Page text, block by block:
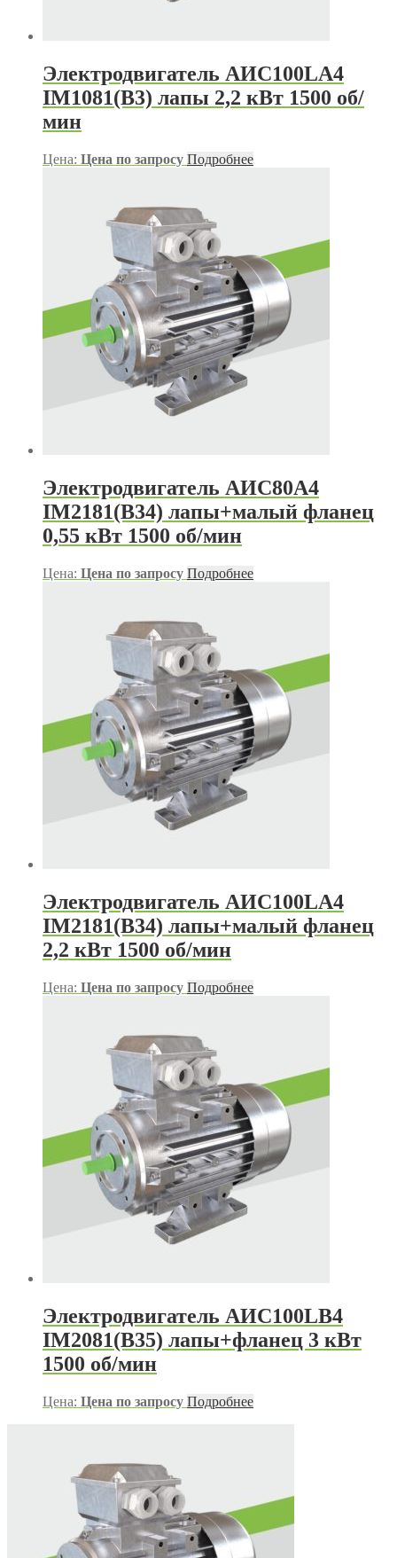
Электродвигатель АИС100LA4
IM1081(B3) лапы 2,2 кВт 1500 об/
мин
Цена: Цена по запросу Подробнее
Электродвигатель АИС80А4
IM2181(B34) лапы+малый фланец
0,55 кВт 1500 об/мин
Цена: Цена по запросу Подробнее
Электродвигатель АИС100LA4
IM2181(B34) лапы+малый фланец
2,2 кВт 1500 об/мин
Цена: Цена по запросу Подробнее
Электродвигатель АИС100LB4
IM2081(B35) лапы+фланец 3 кВт
1500 об/мин
Цена: Цена по запросу Подробнее